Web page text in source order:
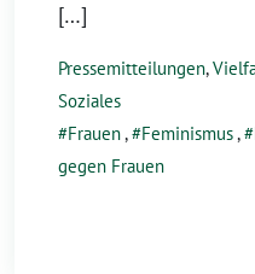
[…]
Pressemitteilungen,
Soziales
Frauen, Feminismus,
gegen Frauen